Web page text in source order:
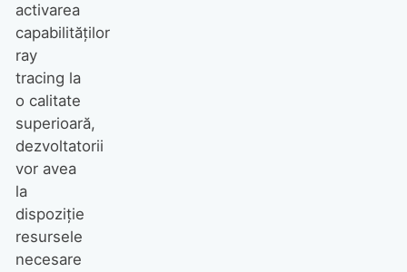
activarea
capabilităților
ray
tracing la
o calitate
superioară,
dezvoltatorii
vor avea
la
dispoziție
resursele
necesare